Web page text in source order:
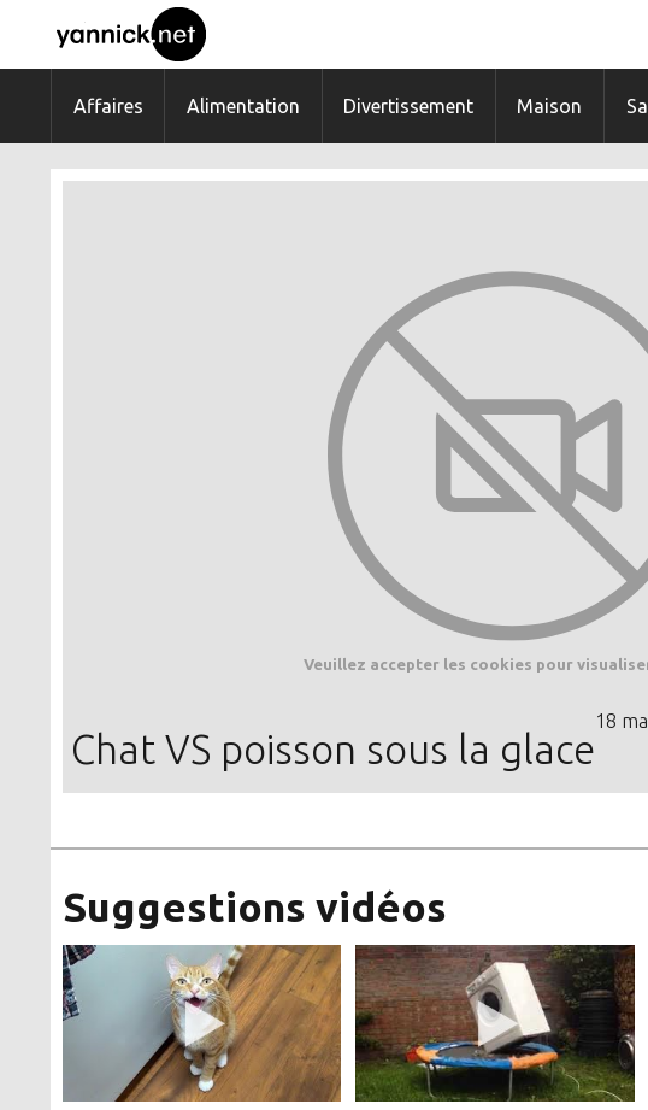
Affaires Alimentation Divertissement Maison
Veuillez accepter les cookies pour
18
Chat VS poisson sous la glace
Suggestions vidéos